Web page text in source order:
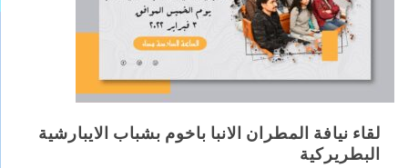
لقاء نيافة المطران الانبا باخوم بشباب الايبارشية
البطريركية